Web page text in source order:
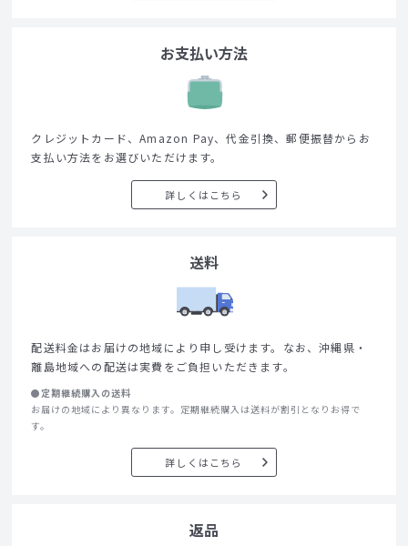
お支払い方法
クレジットカード、Amazon Pay、代金引換、郵便振替からお
支払い方法をお選びいただけます。
詳しくはこちら
送料
配送料金はお届けの地域により申し受けます。なお、沖縄県・
離島地域への配送は実費をご負担いただきます。
●定期継続購入の送料
お届けの地域により異なります。定期継続購入は送料が割引となりお得で
す。
詳しくはこちら
返品